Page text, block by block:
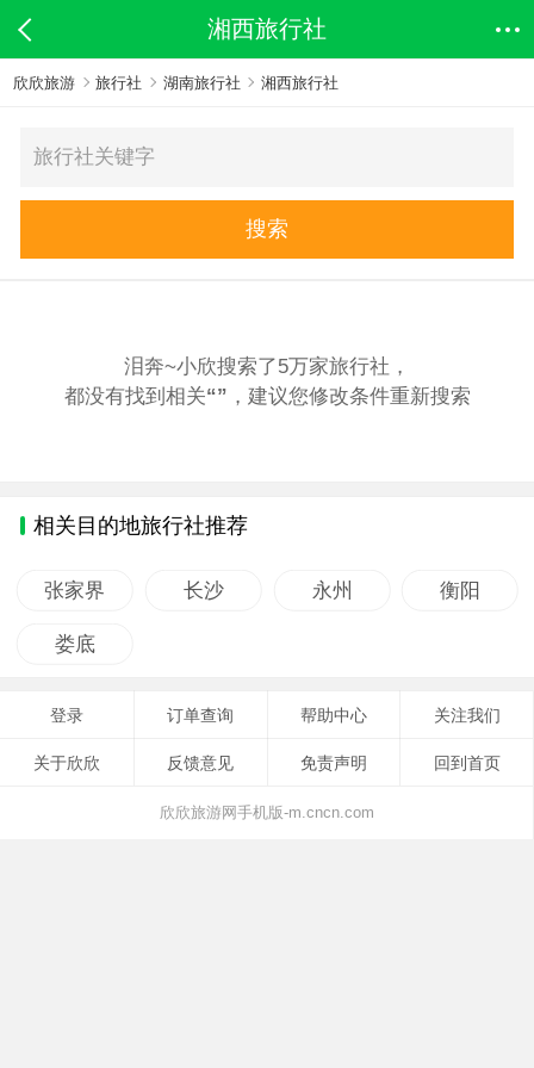
湘西旅行社
欣欣旅游 旅行社 湖南旅行社 湘西旅行社
搜索
泪奔~小欣搜索了5万家旅行社，
都没有找到相关“” ，建议您修改条件重新搜索
相关目的地旅行社推荐
张家界 长沙 永州 衡阳
娄底
登录 订单查询 帮助中心 关注我们
关于欣欣 反馈意见 免责声明 回到首页
欣欣旅游网手机版-m.cncn.com